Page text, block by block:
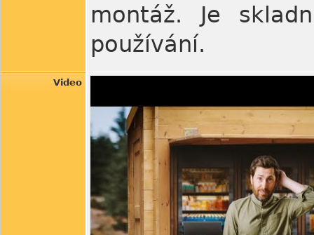
montáž. Je
používání.
Video